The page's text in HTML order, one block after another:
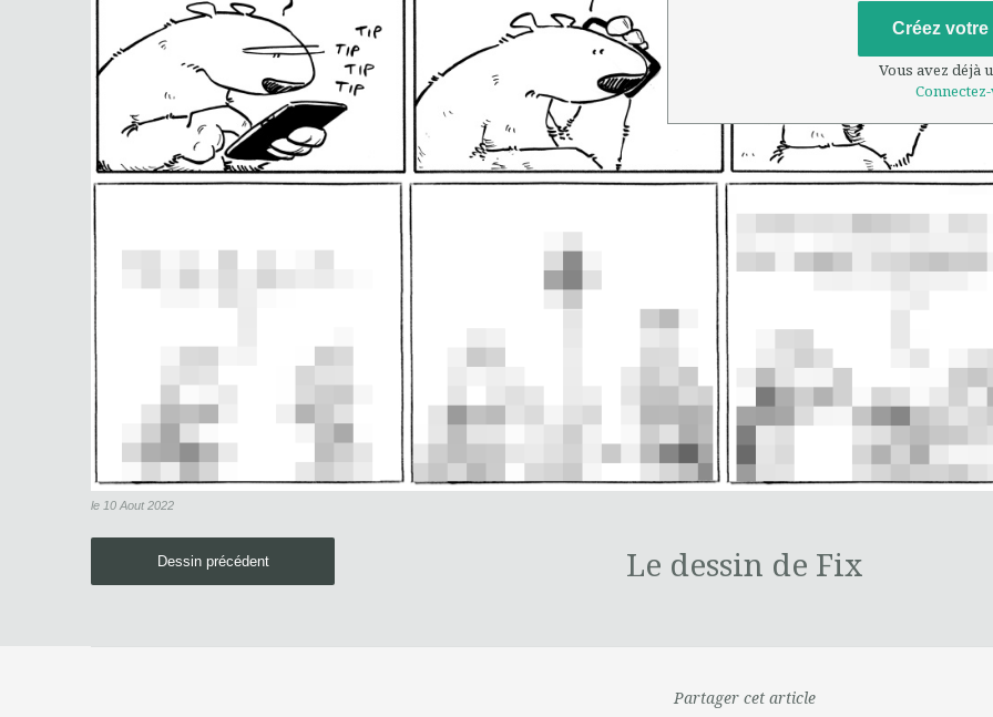
Créez
Vous avez déjà
le 10 Aout 2022
Dessin précédent Le dessin de Fix
Partager cet article